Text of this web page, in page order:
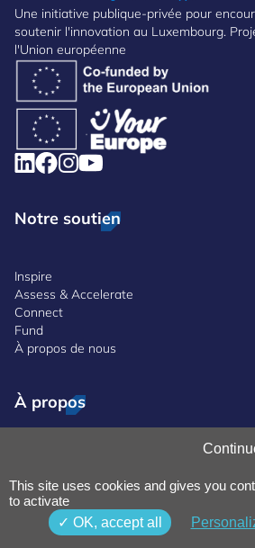
Une initiative publique-privée pour
soutenir l'innovation au Luxembourg.
l'Union européenne
Notre soutien
Inspire
Assess & Accelerate
Connect
Fund
À propos de nous
À propos
Knowledge hub
Actualités et médias
Nous contacter
This site uses cookies and gives you
to activate
OK, accept all